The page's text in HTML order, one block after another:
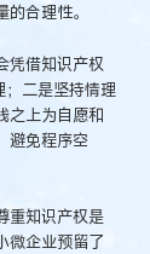
合理性。
凭借知识产权
；二是坚持情理
之上为自愿和
避免程序空
重知识产权是
微企业预留了